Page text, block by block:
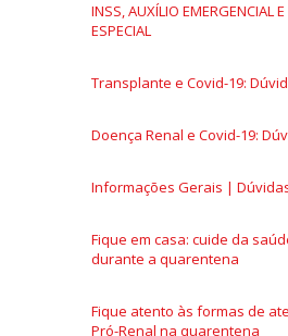
INSS, AUXÍLIO EMERGENCIAL
ESPECIAL
Transplante e Covid-19:
Doença Renal e Covid-19:
Informações Gerais |
Fique em casa: cuide da
durante a quarentena
Fique atento às formas de
Pró-Renal na quarentena